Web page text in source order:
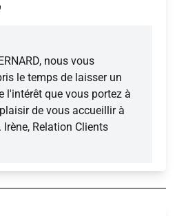
nous vous
le temps de laisser un
l'intérêt que vous portez à
de vous accueillir à
Relation Clients